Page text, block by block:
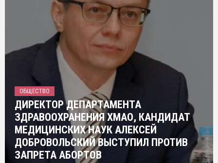
ОБЩЕСТВО
ДИРЕКТОР ДЕПАРТАМЕНТА
ЗДРАВООХРАНЕНИЯ ХМАО, КАНДИДАТ
МЕДИЦИНСКИХ НАУК АЛЕКСЕЙ
ДОБРОВОЛЬСКИЙ ВЫСТУПИЛ ПРОТИВ
ЗАПРЕТА АБОРТОВ